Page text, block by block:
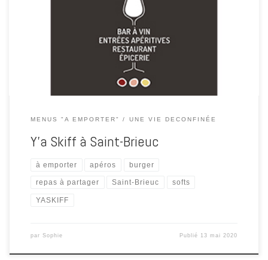
du mardi au samedi, le soir. Ils vous proposent aussi de la vente à
emporter. Y’a Skiff Fish and Chips, Y’a Skiff en burger (pain
boulanger, béarnaise, oignons confits, boeuf de la boucherie Le
Moulec, chorizo iberico, tomates […]
MENUS "A EMPORTER" UNE VIE DECONFINÉE
Y’a Skiff à Saint-Brieuc
à emporter apéros burger
repas à partager Saint-Brieuc softs
YASKIFF
par Sophie Publié 13 mai 2020